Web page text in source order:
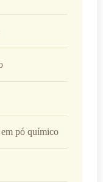
pó químico